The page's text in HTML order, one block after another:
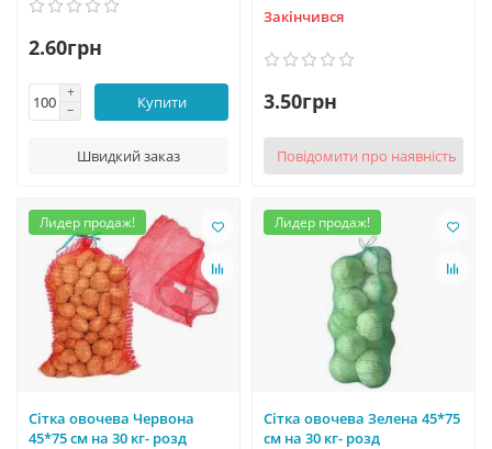
2.60грн
Купити
Швидкий заказ
Закінчився
3.50грн
Повідомити про наявність
Лидер продаж!
Сітка овочева Червона
45*75 см на 30 кг- розд
Лидер продаж!
Сітка овочева Зелена 45*75
см на 30 кг- розд